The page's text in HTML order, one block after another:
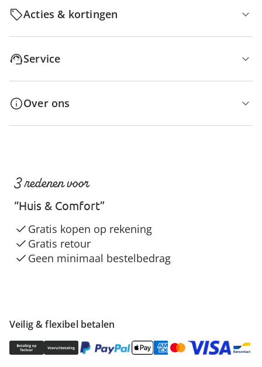
Acties & kortingen
Service
Over ons
Veilig & flexibel betalen
3 redenen voor
“Huis & Comfort”
Gratis kopen op rekening
Gratis retour
Geen minimaal bestelbedrag